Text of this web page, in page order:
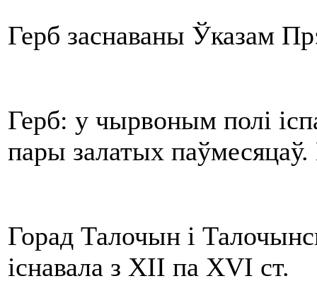
Герб заснаваны Ўказам
Герб: у чырвоным полі
пары залатых паўмесяцаў.
Горад Талочын і
існавала з XII па XVI ст.